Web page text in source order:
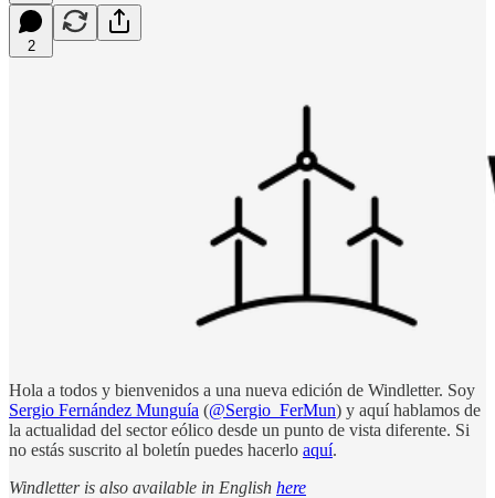
2
Hola a todos y bienvenidos a una nueva edición de Windletter. Soy
Sergio Fernández Munguía (@Sergio_FerMun) y aquí hablamos de
la actualidad del sector eólico desde un punto de vista diferente. Si
no estás suscrito al boletín puedes hacerlo aquí.
Windletter is also available in English here